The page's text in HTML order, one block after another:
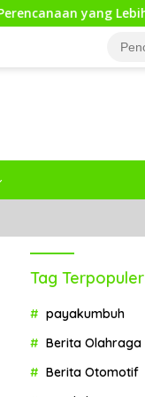
Lebih Baik
Tag Terpopuler
payakumbuh
Berita Olahraga
Berita Otomotif